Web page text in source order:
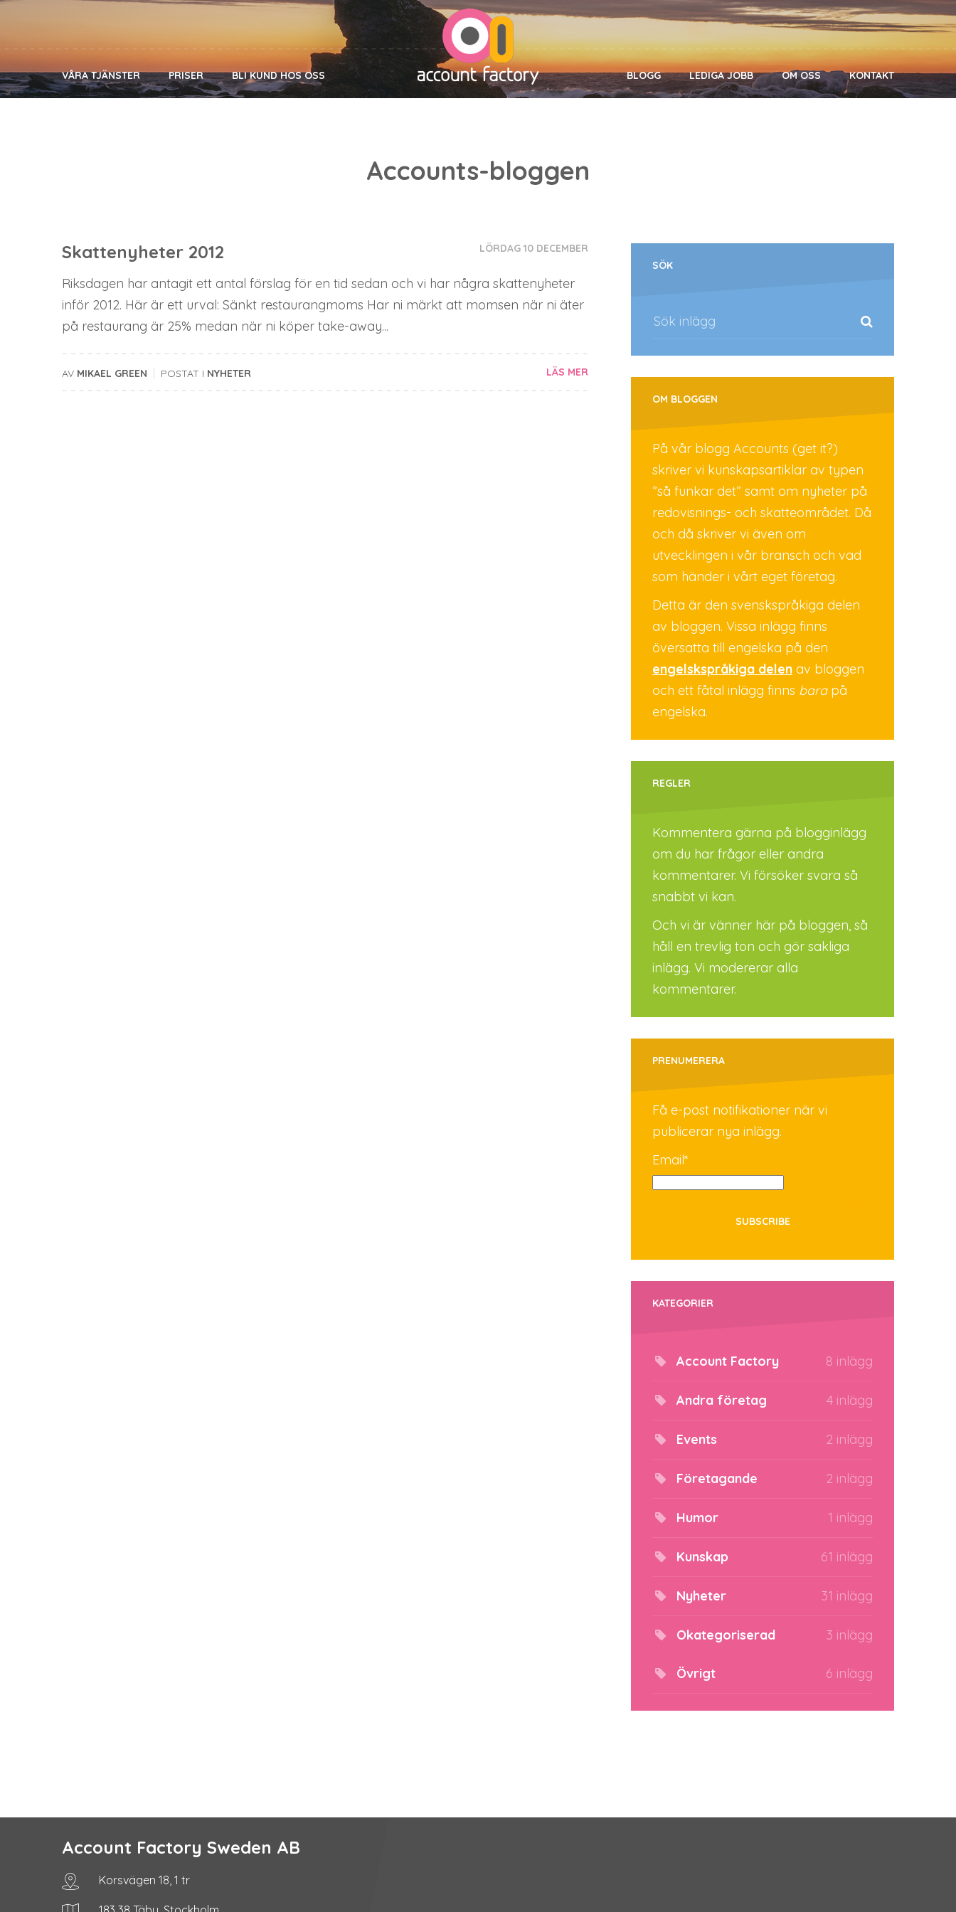
VÅRA TJÄNSTER PRISER BLI KUND HOS OSS KONTAKT
OM OSS
LEDIGA JOBB
BLOGG
Accounts-bloggen
Skattenyheter 2012 LÖRDAG 10 DECEMBER
Riksdagen har antagit ett antal förslag för en tid sedan och vi har några skattenyheter
inför 2012. Här är ett urval: Sänkt restaurangmoms Har ni märkt att momsen när ni äter
på restaurang är 25% medan när ni köper take-away...
AV MIKAEL GREEN POSTAT I NYHETER LÄS MER
SÖK
OM BLOGGEN
På vår blogg Accounts (get it?)
skriver vi kunskapsartiklar av typen
”så funkar det” samt om nyheter på
redovisnings- och skatteområdet. Då
och då skriver vi även om
utvecklingen i vår bransch och vad
som händer i vårt eget företag.
Detta är den svenskspråkiga delen
av bloggen. Vissa inlägg finns
översatta till engelska på den
engelskspråkiga delen av bloggen
och ett fåtal inlägg finns barapå
engelska.
REGLER
Kommentera gärna på blogginlägg
om du har frågor eller andra
kommentarer. Vi försöker svara så
snabbt vi kan.
Och vi är vänner här på bloggen, så
håll en trevlig ton och gör sakliga
inlägg. Vi modererar alla
kommentarer.
PRENUMERERA
Få e-post notifikationer när vi
publicerar nya inlägg.
Email*
KATEGORIER
Account Factory 8 inlägg
Andra företag 4 inlägg
Events 2 inlägg
Företagande 2 inlägg
Humor 1 inlägg
Kunskap 61 inlägg
Nyheter 31 inlägg
Okategoriserad 3 inlägg
Övrigt 6 inlägg
Account Factory Sweden AB
Korsvägen 18, 1 tr